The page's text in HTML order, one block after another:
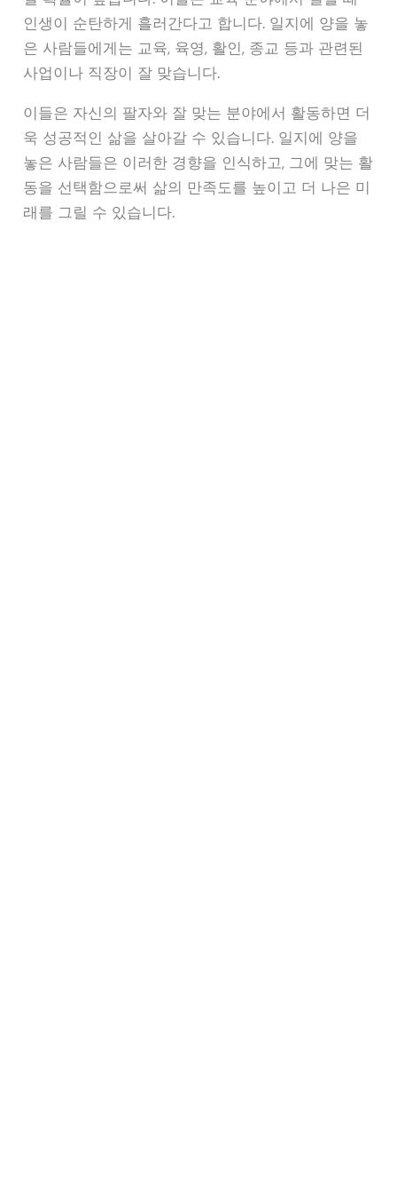
인생이 순탄하게 흘러간다고 합니다. 일지에 양을 놓
은 사람들에게는 교육, 육영, 활인, 종교 등과 관련된
사업이나 직장이 잘 맞습니다.
이들은 자신의 팔자와 잘 맞는 분야에서 활동하면 더
욱 성공적인 삶을 살아갈 수 있습니다. 일지에 양을
놓은 사람들은 이러한 경향을 인식하고, 그에 맞는 활
동을 선택함으로써 삶의 만족도를 높이고 더 나은 미
래를 그릴 수 있습니다.